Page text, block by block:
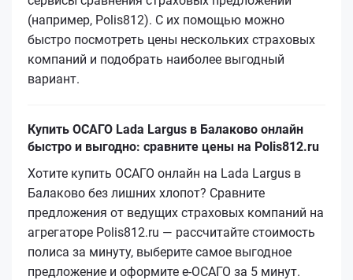
(например, Polis812). С их помощью можно
быстро посмотреть цены нескольких страховых
компаний и подобрать наиболее выгодный
вариант.
Купить ОСАГО Lada Largus в Балаково онлайн
быстро и выгодно: сравните цены на Polis812.ru
Хотите купить ОСАГО онлайн на Lada Largus в
Балаково без лишних хлопот? Сравните
предложения от ведущих страховых компаний на
агрегаторе Polis812.ru — рассчитайте стоимость
полиса за минуту, выберите самое выгодное
предложение и оформите е‑ОСАГО за 5 минут.